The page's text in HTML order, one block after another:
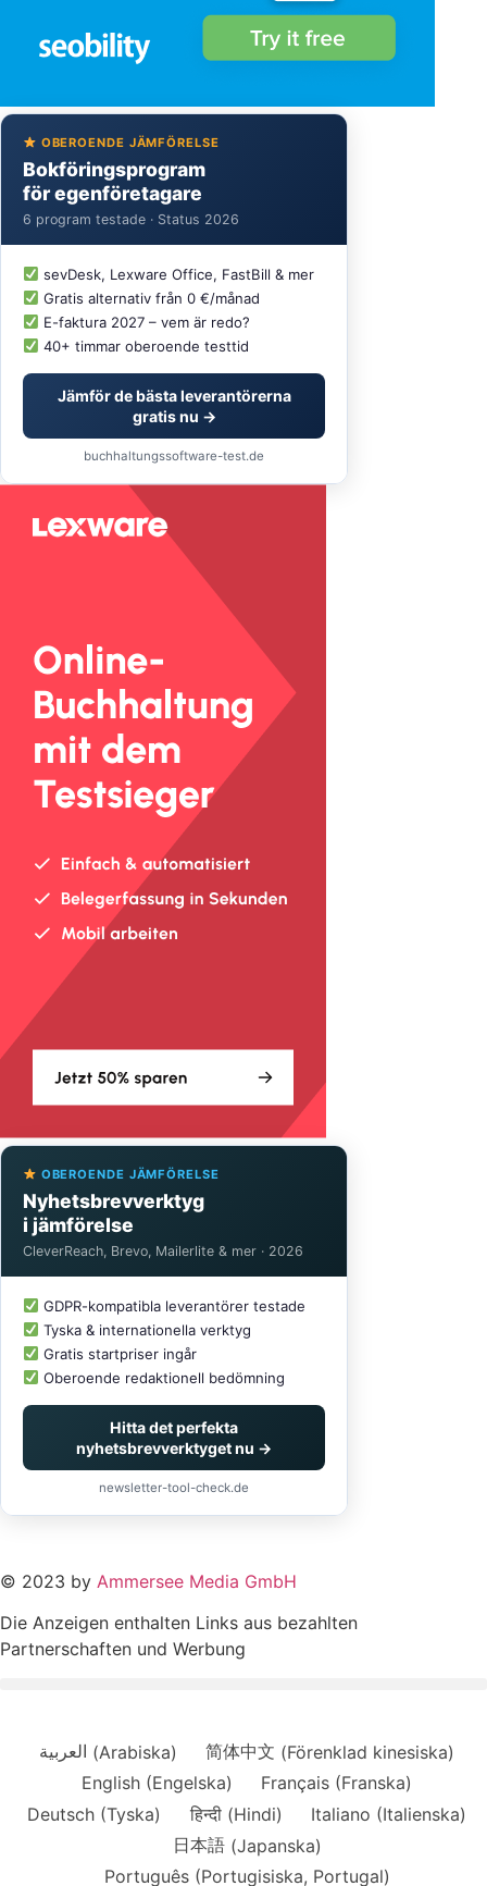
OBEROENDE JÄMFÖRELSE
Bokföringsprogram
för egenföretagare
6 program testade · Status 2026
sevDesk, Lexware Office, FastBill & mer
Gratis alternativ från 0 €/månad
E-faktura 2027 – vem är redo?
40+ timmar oberoende testtid
Jämför de bästa leverantörerna
gratis nu →
buchhaltungssoftware-test.de
OBEROENDE JÄMFÖRELSE
Nyhetsbrevverktyg
i jämförelse
CleverReach, Brevo, Mailerlite & mer · 2026
GDPR-kompatibla leverantörer testade
Tyska & internationella verktyg
Gratis startpriser ingår
Oberoende redaktionell bedömning
Hitta det perfekta
nyhetsbrevverktyget nu →
newsletter-tool-check.de
© 2023 by Ammersee Media GmbH
Die Anzeigen enthalten Links aus bezahlten
Partnerschaften und Werbung
العربية (Arabiska) 简体中文 (Förenklad kinesiska)
English (Engelska) Français (Franska)
Deutsch (Tyska) हिन्दी(Hindi) Italiano (Italienska)
日本語(Japanska)
Português(Portugisiska, Portugal)